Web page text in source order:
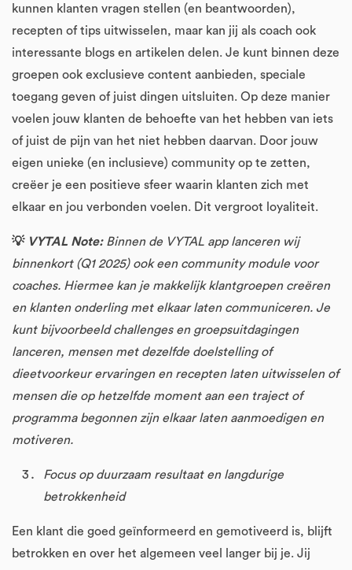
kunnen klanten vragen stellen (en beantwoorden),
recepten of tips uitwisselen, maar kan jij als coach ook
interessante blogs en artikelen delen. Je kunt binnen deze
groepen ook exclusieve content aanbieden, speciale
toegang geven of juist dingen uitsluiten. Op deze manier
voelen jouw klanten de behoefte van het hebben van iets
of juist de pijn van het niet hebben daarvan. Door jouw
eigen unieke (en inclusieve) community op te zetten,
creëer je een positieve sfeer waarin klanten zich met
elkaar en jou verbonden voelen. Dit vergroot loyaliteit.
💡 VYTAL Note:Binnen de VYTAL app lanceren wij
binnenkort (Q1 2025) ook een community module voor
coaches. Hiermee kan je makkelijk klantgroepen creëren
en klanten onderling met elkaar laten communiceren. Je
kunt bijvoorbeeld challenges en groepsuitdagingen
lanceren, mensen met dezelfde doelstelling of
dieetvoorkeur ervaringen en recepten laten uitwisselen of
mensen die op hetzelfde moment aan een traject of
programma begonnen zijn elkaar laten aanmoedigen en
motiveren.
Focus op duurzaam resultaat en langdurige
betrokkenheid
Een klant die goed geïnformeerd en gemotiveerd is, blijft
betrokken en over het algemeen veel langer bij je. Jij